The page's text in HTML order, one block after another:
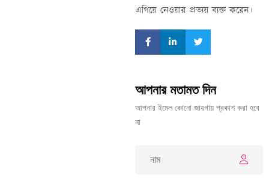
এগিয়ে নেওয়ার প্রত্যয় ব্যক্ত করেন।
আপনার মতামত দিন
আপনার ইমেল কোনো জায়গায় প্রকাশ করা হবে
না